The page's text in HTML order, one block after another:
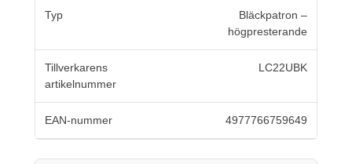
Typ
Bläckpatron –
högpresterande
Tillverkarens
artikelnummer
LC22UBK
EAN-nummer 4977766759649